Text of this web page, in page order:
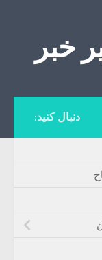
خبر
دنبال کنید: